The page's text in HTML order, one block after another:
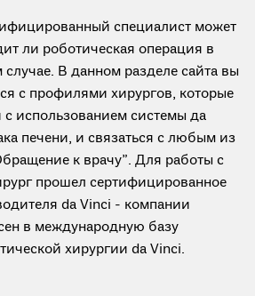
специалист может
ли роботическая операция в
В данном разделе сайта вы
с профилями хирургов, которые
использованием системы да
печени, и связаться с любым из
к врачу”. Для работы с
прошел сертифицированное
da Vinci - компании
в международную базу
хирургии da Vinci.